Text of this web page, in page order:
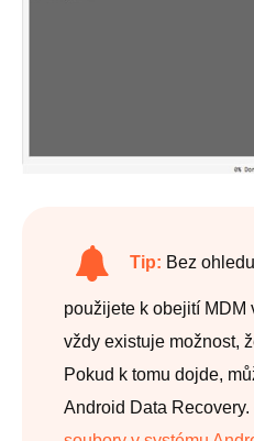
Tip: Bez
použijete k obejití MDM
vždy existuje možnost,
Pokud k tomu dojde,
Android Data Recovery.